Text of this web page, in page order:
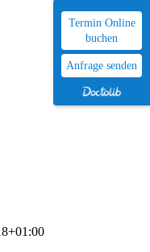
Termin Online
buchen
Anfrage senden